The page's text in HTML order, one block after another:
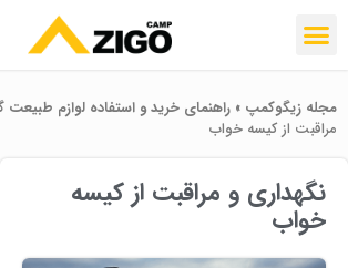
مجله زیگوکمپ » راهنمای خرید و استفاده لوازم طبیعت
مراقبت از کیسه خواب
نگهداری و مراقبت از کیسه
خواب